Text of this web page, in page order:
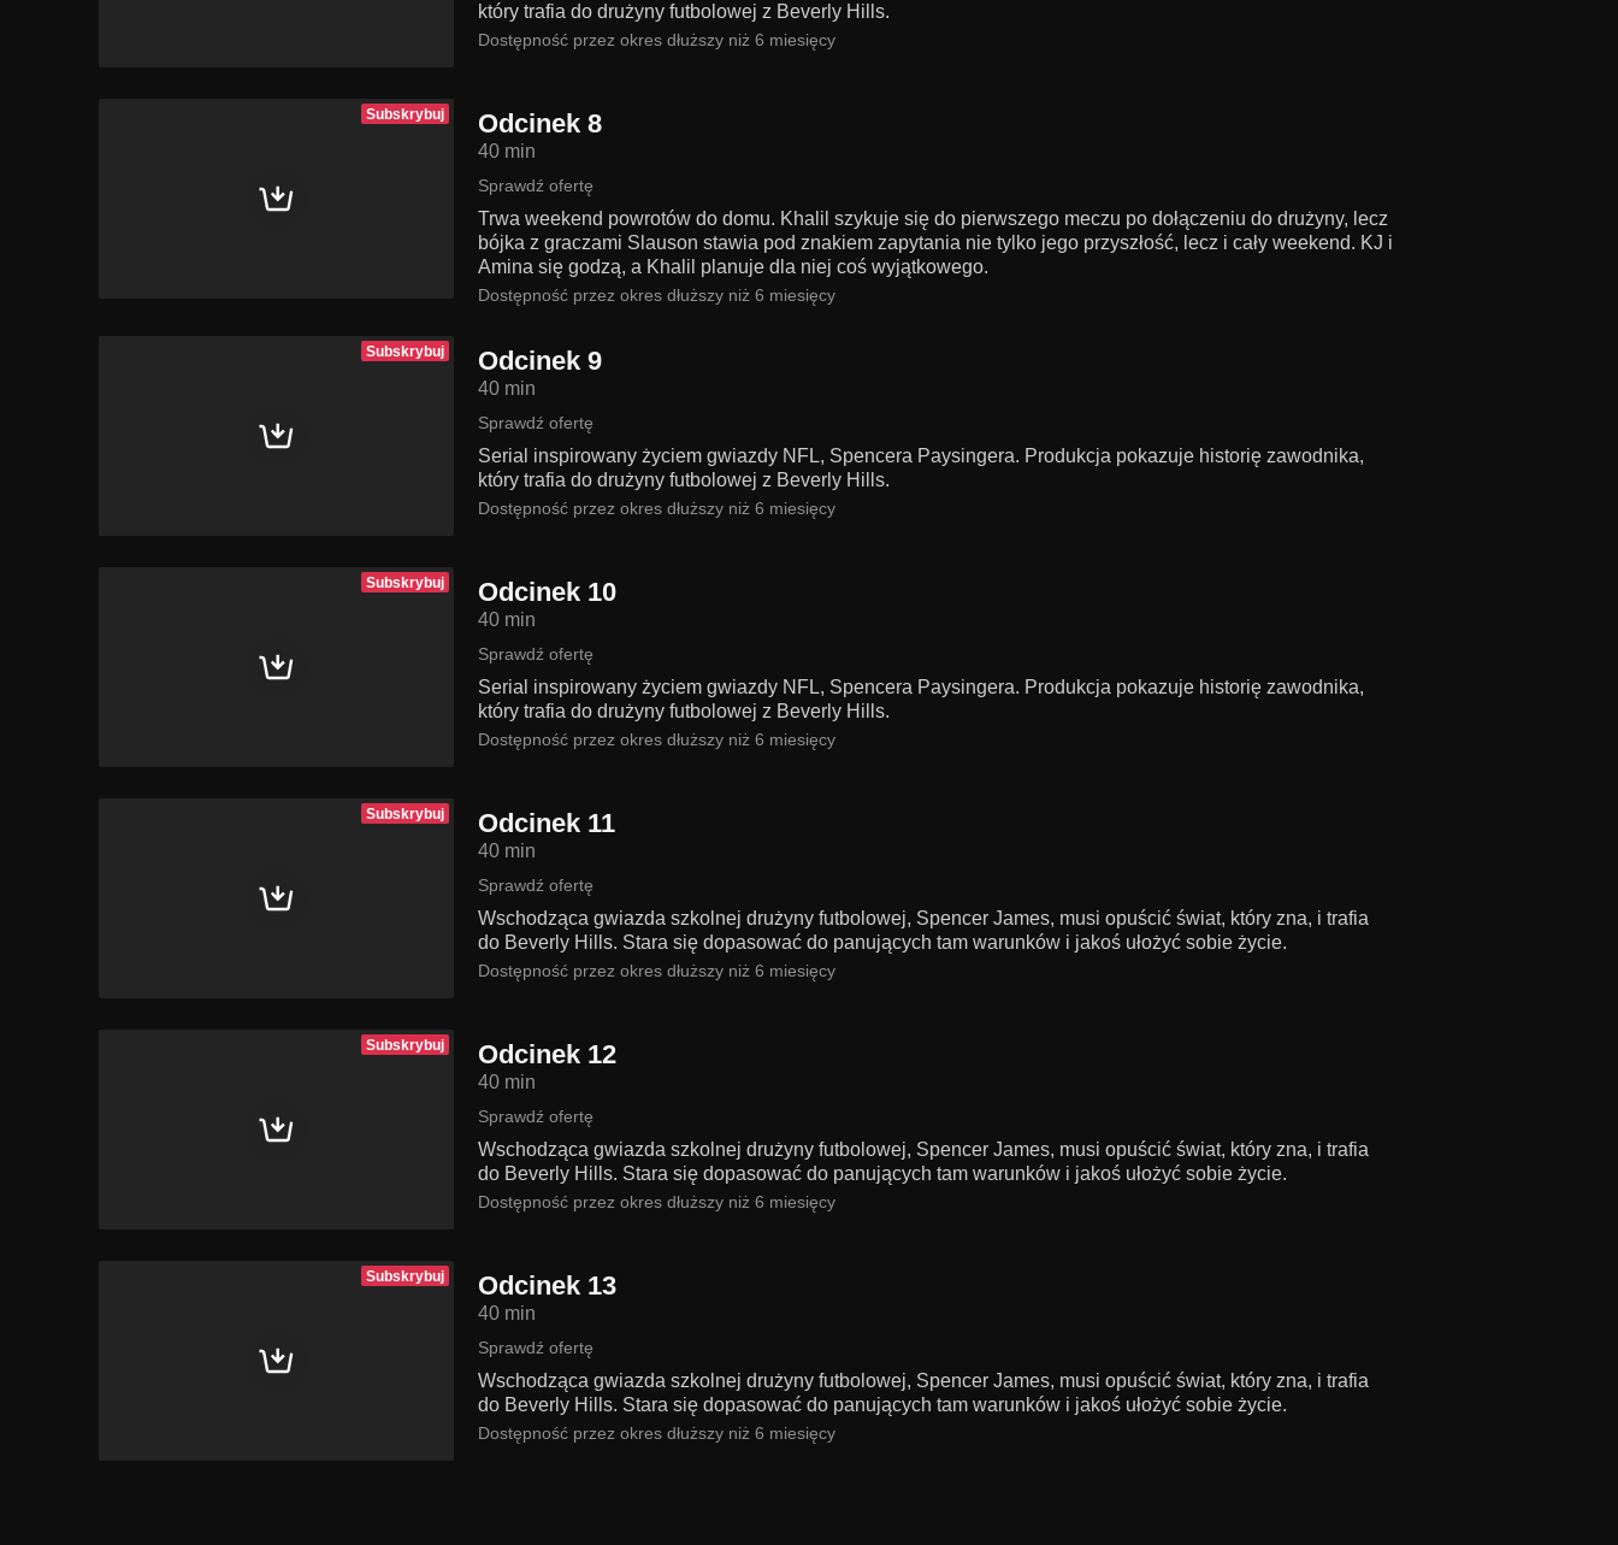
który trafia do drużyny futbolowej z Beverly Hills.
Dostępność przez okres dłuższy niż 6 miesięcy
Subskrybuj Odcinek 8
40 min
Sprawdź ofertę
Trwa weekend powrotów do domu. Khalil szykuje się do pierwszego meczu po dołączeniu do drużyny, lecz
bójka z graczami Slauson stawia pod znakiem zapytania nie tylko jego przyszłość, lecz i cały weekend. KJ i
Amina się godzą, a Khalil planuje dla niej coś wyjątkowego.
Dostępność przez okres dłuższy niż 6 miesięcy
Subskrybuj Odcinek 9
40 min
Sprawdź ofertę
Serial inspirowany życiem gwiazdy NFL, Spencera Paysingera. Produkcja pokazuje historię zawodnika,
który trafia do drużyny futbolowej z Beverly Hills.
Dostępność przez okres dłuższy niż 6 miesięcy
Subskrybuj Odcinek 10
40 min
Sprawdź ofertę
Serial inspirowany życiem gwiazdy NFL, Spencera Paysingera. Produkcja pokazuje historię zawodnika,
który trafia do drużyny futbolowej z Beverly Hills.
Dostępność przez okres dłuższy niż 6 miesięcy
Subskrybuj Odcinek 11
40 min
Sprawdź ofertę
Wschodząca gwiazda szkolnej drużyny futbolowej, Spencer James, musi opuścić świat, który zna, i trafia
do Beverly Hills. Stara się dopasować do panujących tam warunków i jakoś ułożyć sobie życie.
Dostępność przez okres dłuższy niż 6 miesięcy
Subskrybuj Odcinek 12
40 min
Sprawdź ofertę
Wschodząca gwiazda szkolnej drużyny futbolowej, Spencer James, musi opuścić świat, który zna, i trafia
do Beverly Hills. Stara się dopasować do panujących tam warunków i jakoś ułożyć sobie życie.
Dostępność przez okres dłuższy niż 6 miesięcy
Subskrybuj Odcinek 13
40 min
Sprawdź ofertę
Wschodząca gwiazda szkolnej drużyny futbolowej, Spencer James, musi opuścić świat, który zna, i trafia
do Beverly Hills. Stara się dopasować do panujących tam warunków i jakoś ułożyć sobie życie.
Dostępność przez okres dłuższy niż 6 miesięcy